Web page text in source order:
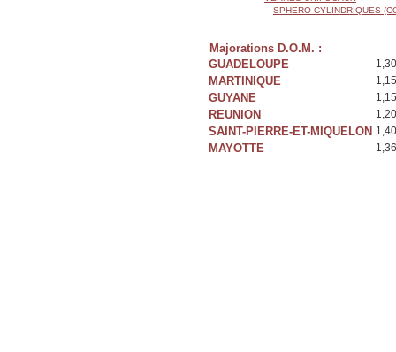
SPHERO-CYLINDRIQUES
Majorations D.O.M. :
GUADELOUPE
MARTINIQUE
GUYANE
REUNION
SAINT-PIERRE-ET-MIQUELON
MAYOTTE